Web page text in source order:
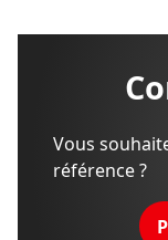
Vous
référence ?